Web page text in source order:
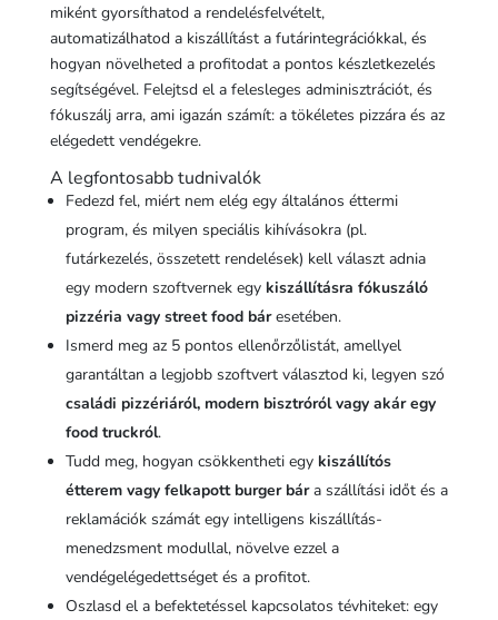
miként gyorsíthatod a rendelésfelvételt,
automatizálhatod a kiszállítást a futárintegrációkkal, és
hogyan növelheted a profitodat a pontos készletkezelés
segítségével. Felejtsd el a felesleges adminisztrációt, és
fókuszálj arra, ami igazán számít: a tökéletes pizzára és az
elégedett vendégekre.
A legfontosabb tudnivalók
Fedezd fel, miért nem elég egy általános éttermi
program, és milyen speciális kihívásokra (pl.
futárkezelés, összetett rendelések) kell választ adnia
egy modern szoftvernek egy kiszállításra fókuszáló
pizzéria vagy street food báresetében.
Ismerd meg az 5 pontos ellenőrzőlistát, amellyel
garantáltan a legjobb szoftvert választod ki, legyen szó
családi pizzériáról, modern bisztróról vagy akár egy
food truckról.
Tudd meg, hogyan csökkentheti egy kiszállítós
étterem vagy felkapott burger bára szállítási időt és a
reklamációk számát egy intelligens kiszállítás-
menedzsment modullal, növelve ezzel a
vendégelégedettséget és a profitot.
Oszlasd el a befektetéssel kapcsolatos tévhiteket: egy